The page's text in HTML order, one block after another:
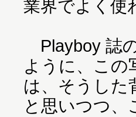
業界でよく使
Playboy 誌
ように、この
は、そうした
と思いつつ、